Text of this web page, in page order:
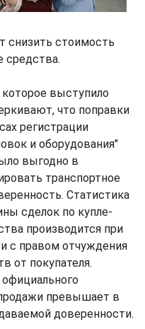
снизить стоимость
средства.
выступило
что поправки
регистрации
и оборудования"
выгодно в
транспортное
Статистика
сделок по купле-
производится при
с правом отчуждения
от покупателя.
превышает в
доверенности.